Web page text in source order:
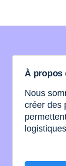
À propos
Nous
créer des